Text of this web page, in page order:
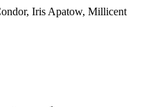
Iris Apatow, Millicent